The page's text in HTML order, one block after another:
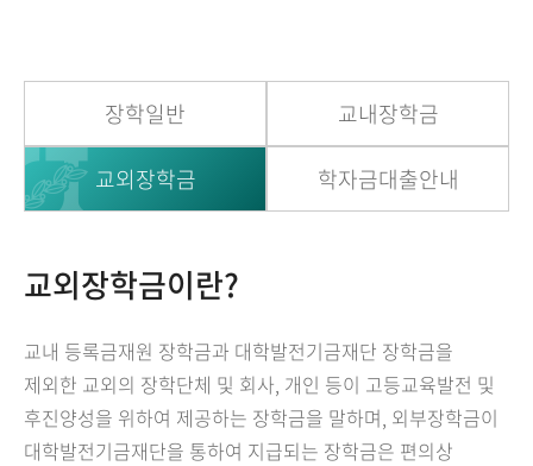
장학일반 교내장학금
교외장학금 학자금대출안내
교외장학금이란?
교내 등록금재원 장학금과 대학발전기금재단 장학금을
제외한 교외의 장학단체 및 회사, 개인 등이 고등교육발전 및
후진양성을 위하여 제공하는 장학금을 말하며, 외부장학금이
대학발전기금재단을 통하여 지급되는 장학금은 편의상